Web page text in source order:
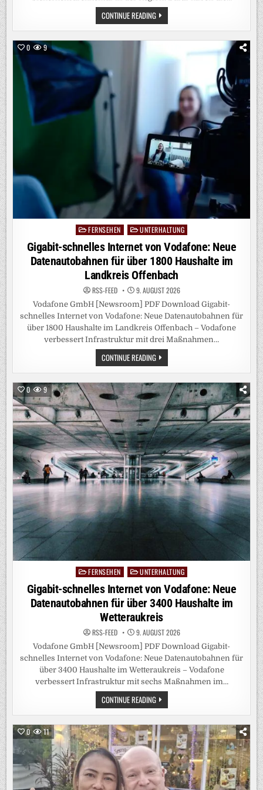
CONTINUE READINGFOLGENREICHER
SCHWUR
0 9
PostedFERNSEHEN UNTERHALTUNG
Gigabit-schnelles Internet von Vodafone: Neue
Datenautobahnen für über 1800 Haushalte im
Landkreis Offenbach
RSS-FEED 9. AUGUST 2026
Vodafone GmbH [Newsroom] PDF Download Gigabit-
schnelles Internet von Vodafone: Neue Datenautobahnen für
über 1800 Haushalte im Landkreis Offenbach – Vodafone
verbessert Infrastruktur mit drei Maßnahmen…
CONTINUE READINGGIGABIT-
SCHNELLES
INTERNET
VON
VODAFONE:
NEUE
DATENAUTOBAHNEN
FÜR
ÜBER
1800
HAUSHALTE
IM
LANDKREIS
OFFENBACH
0 9
PostedFERNSEHEN UNTERHALTUNG
Gigabit-schnelles Internet von Vodafone: Neue
Datenautobahnen für über 3400 Haushalte im
Wetteraukreis
RSS-FEED 9. AUGUST 2026
Vodafone GmbH [Newsroom] PDF Download Gigabit-
schnelles Internet von Vodafone: Neue Datenautobahnen für
über 3400 Haushalte im Wetteraukreis – Vodafone
verbessert Infrastruktur mit sechs Maßnahmen im…
CONTINUE READINGGIGABIT-
SCHNELLES
INTERNET
VODAFONE:
NEUE
DATENAUTOBAHNEN
FÜR
ÜBER
3400
HAUSHALTE
IM
0 11